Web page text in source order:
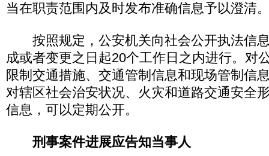
当在职责范围内及时发布准确信息予以澄清
按照规定，公安机关向社会公开执法信
成或者变更之日起20个工作日之内进行。对
限制交通措施、交通管制信息和现场管制信
对辖区社会治安状况、火灾和道路交通安全
信息，可以定期公开。
刑事案件进展应告知当事人